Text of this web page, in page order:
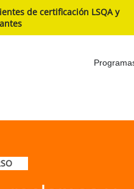
de certificación LSQA y